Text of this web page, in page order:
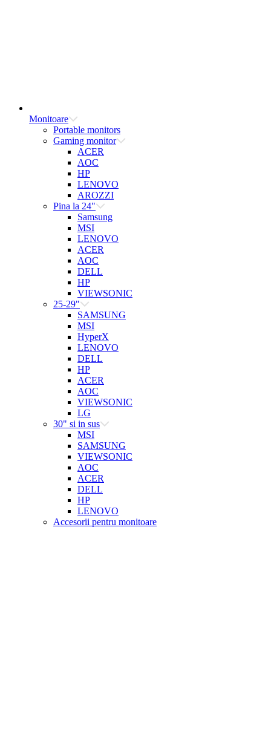
Monitoare
Portable monitors
Gaming monitor
ACER
AOC
HP
LENOVO
AROZZI
Pina la 24"
Samsung
MSI
LENOVO
ACER
AOC
DELL
HP
VIEWSONIC
25-29"
SAMSUNG
MSI
HyperX
LENOVO
DELL
HP
ACER
AOC
VIEWSONIC
LG
30" si in sus
MSI
SAMSUNG
VIEWSONIC
AOC
ACER
DELL
HP
LENOVO
Accesorii pentru monitoare